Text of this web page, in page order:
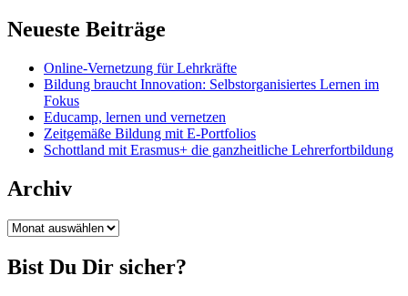
Neueste Beiträge
Online-Vernetzung für Lehrkräfte
Bildung braucht Innovation: Selbstorganisiertes Lernen im
Fokus
Educamp, lernen und vernetzen
Zeitgemäße Bildung mit E-Portfolios
Schottland mit Erasmus+ die ganzheitliche Lehrerfortbildung
Archiv
Archiv
Bist Du Dir sicher?